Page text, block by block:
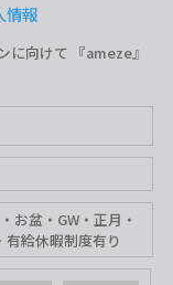
情報
に向けて 『ameze』
お盆・GW・正月・
給休暇制度有り